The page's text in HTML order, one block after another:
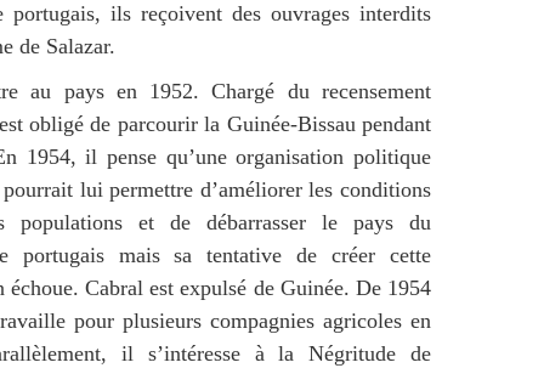
portugais, ils reçoivent des ouvrages interdits
de Salazar.
au pays en 1952. Chargé du recensement
obligé de parcourir la Guinée-Bissau pendant
1954, il pense qu’une organisation politique
lui permettre d’améliorer les conditions
populations et de débarrasser le pays du
portugais mais sa tentative de créer cette
échoue. Cabral est expulsé de Guinée. De 1954
pour plusieurs compagnies agricoles en
il s’intéresse à la Négritude de